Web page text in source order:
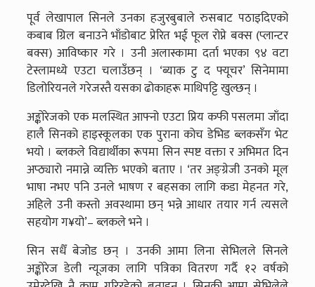
पूर्व लेखापाल सिनले उनका हजुरबुबाले रुसबाट पठाइदिएको
कबाब ग्रिल बनाउने भाँडोबाट प्रेरित भई फूल रोप्ने बक्स (प्लान्टर
बक्स) आविष्कार गरे । उनी अलास्कामा दर्ता भएका ९४ वटा
टेस्लामध्ये एउटा चलाउँछन् । ‘ब्याक टु द फ्यूचर’ सिनेमामा
डिलोरियनले गरेजस्तै यसका ढोकाहरू माथिपट्टि खुल्छन् ।
अङ्कोरेजको एक मलस्थित आफ्नो एउटा प्रिय कफी पसलमा जाँदा
हालै सिनको हाइस्कूलका एक पुराना कोच डेभिड ब्लकसँग भेट
भयो । ब्लकले विद्यार्थीका रूपमा सिन स्पष्ट वक्ता र अभिमत दिन
अप्ठ्यारो नमान्ने व्यक्ति भएको बताए । ‘तर अङ्ग्रेजी उनको मूल
भाषा नभए पनि उनले भाषण र बहसका लागि कडा मेहनत गरे,
अहिले उनी कस्तो अवस्थामा छन् भन्ने आधार तयार गर्न त्यसले
सहयोग ग¥यो’– ब्लकले भने ।
सिन सधैँ बेजोड छन् । उनकी आमा लिना सेभिलले सिनले
अङ्कोरेज डेली न्यूजका लागि पत्रिका वितरण गर्दै १२ वर्षको